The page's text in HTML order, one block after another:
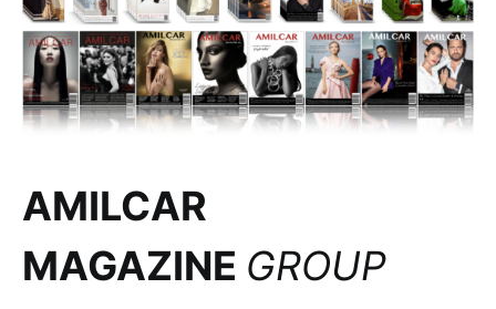
AMILCAR
MAGAZINE GROUP